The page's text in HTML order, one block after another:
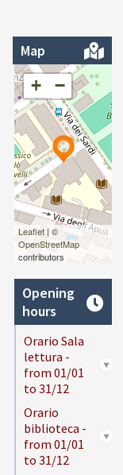
Map
+ −
Leaflet| ©
OpenStreetMap
contributors
Opening
hours
Orario Sala
lettura -
from 01/01
to 31/12
Orario
biblioteca -
from 01/01
to 31/12